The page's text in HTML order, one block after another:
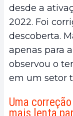
desde a
2022. Foi
descoberta.
apenas para
observou o
em um setor
Uma
mais lenta